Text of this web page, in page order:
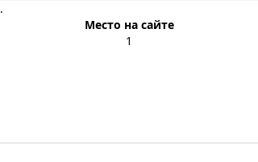
.
Место на сайте
1